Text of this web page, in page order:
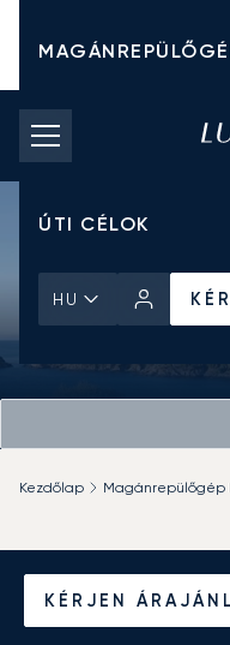
CHARTER ÁRAK
ÚTI CÉLOK
HU
KÉRJEN
Kezdőlap Magánrepülőgép
Béreljen
Genf és